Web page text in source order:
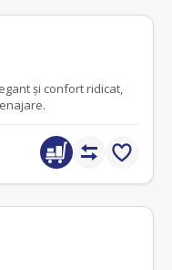
și confort ridicat,